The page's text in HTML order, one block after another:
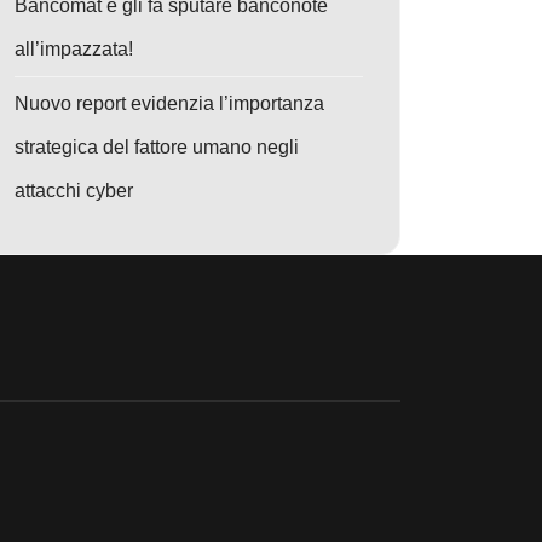
di tre continenti
EvilAI: L’intelligenza artificiale sotto attacco, malware nascosto nei
Bancomat e gli fa sputare banconote
all’impazzata!
Nuovo report evidenzia l’importanza
strategica del fattore umano negli
attacchi cyber